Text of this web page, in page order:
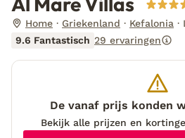
Home Griekenland Kefalonia
9.6 Fantastisch 29 ervaringen
De vanaf prijs konden
Bekijk alle prijzen en